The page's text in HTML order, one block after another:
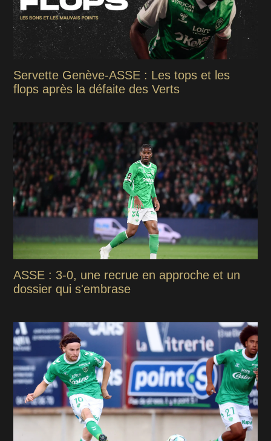
Servette Genève-ASSE : Les tops et les
flops après la défaite des Verts
ASSE : 3-0, une recrue en approche et un
dossier qui s'embrase